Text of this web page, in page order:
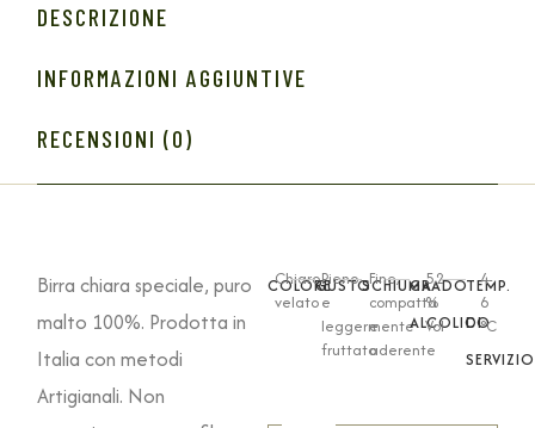
DESCRIZIONE
INFORMAZIONI AGGIUNTIVE
RECENSIONI (0)
Birra chiara speciale, puro
malto 100%. Prodotta in
Italia con metodi
Artigianali. Non
COLORE
Chiaro
velato
GUSTO
Pieno
e
leggermente
fruttato
SCHIUMA
Fine,
compatta
e
aderente
GRADO
ALCOLICO
5,2
%
Vol
TEMP.
DI
SERVIZIO
4-
6
°C